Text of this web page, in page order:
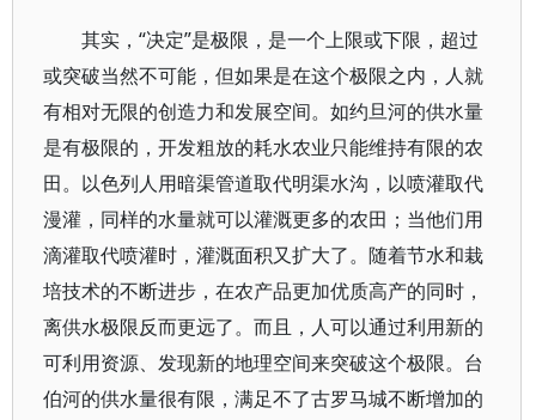
其实，“决定”是极限，是一个上限或下限，超过
或突破当然不可能，但如果是在这个极限之内，人就
有相对无限的创造力和发展空间。如约旦河的供水量
是有极限的，开发粗放的耗水农业只能维持有限的农
田。以色列人用暗渠管道取代明渠水沟，以喷灌取代
漫灌，同样的水量就可以灌溉更多的农田；当他们用
滴灌取代喷灌时，灌溉面积又扩大了。随着节水和栽
培技术的不断进步，在农产品更加优质高产的同时，
离供水极限反而更远了。而且，人可以通过利用新的
可利用资源、发现新的地理空间来突破这个极限。台
伯河的供水量很有限，满足不了古罗马城不断增加的